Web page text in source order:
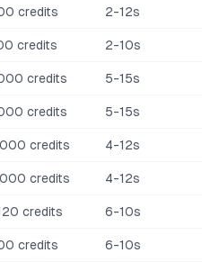
credits 2-12s
credits 2-10s
credits 5-15s
credits 5-15s
credits 4-12s
credits 4-12s
credits 6-10s
credits 6-10s